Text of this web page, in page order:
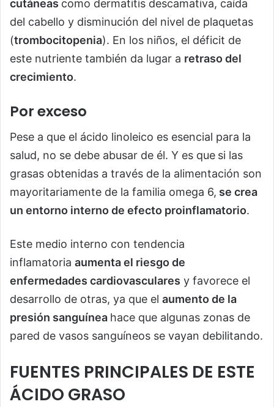
cutáneas como dermatitis descamativa, caída
del cabello y disminución del nivel de plaquetas
(trombocitopenia). En los niños, el déficit de
este nutriente también da lugar a retraso del
crecimiento.
Por exceso
Pese a que el ácido linoleico es esencial para la
salud, no se debe abusar de él. Y es que si las
grasas obtenidas a través de la alimentación son
mayoritariamente de la familia omega 6, se crea
un entorno interno de efecto proinflamatorio.
Este medio interno con tendencia
inflamatoria aumenta el riesgo de
enfermedades cardiovasculares y favorece el
desarrollo de otras, ya que el aumento de la
presión sanguínea hace que algunas zonas de
pared de vasos sanguíneos se vayan debilitando.
FUENTES PRINCIPALES DE ESTE
ÁCIDO GRASO